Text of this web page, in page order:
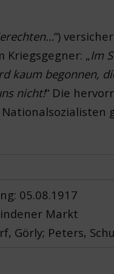
“)
„Im
kaum begonnen,
nicht!“ Die
05.08.1917
Markt
Görly; Peters,